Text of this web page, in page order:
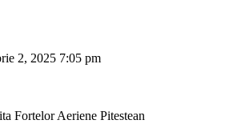
2, 2025 7:05 pm